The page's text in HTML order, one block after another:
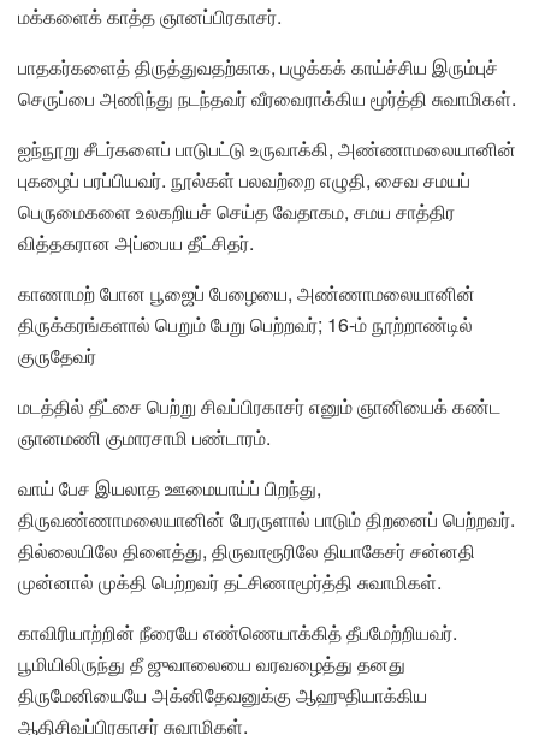
மக்களைக் காத்த ஞானப்பிரகாசர்.
பாதகர்களைத் திருத்துவதற்காக, பழுக்கக் காய்ச்சிய இரும்புச்
செருப்பை அணிந்து நடந்தவர் வீரவைராக்கிய மூர்த்தி சுவாமிகள்.
ஐந்நூறு சீடர்களைப் பாடுபட்டு உருவாக்கி, அண்ணாமலையானின்
புகழைப் பரப்பியவர். நூல்கள் பலவற்றை எழுதி, சைவ சமயப்
பெருமைகளை உலகறியச் செய்த வேதாகம, சமய சாத்திர
வித்தகரான அப்பைய தீட்சிதர்.
காணாமற் போன பூஜைப் பேழையை, அண்ணாமலையானின்
திருக்கரங்களால் பெறும் பேறு பெற்றவர்; 16-ம் நூற்றாண்டில்
குருதேவர்
மடத்தில் தீட்சை பெற்று சிவப்பிரகாசர் எனும் ஞானியைக் கண்ட
ஞானமணி குமாரசாமி பண்டாரம்.
வாய் பேச இயலாத ஊமையாய்ப் பிறந்து,
திருவண்ணாமலையானின் பேரருளால் பாடும் திறனைப் பெற்றவர்.
தில்லையிலே திளைத்து, திருவாரூரிலே தியாகேசர் சன்னதி
முன்னால் முக்தி பெற்றவர் தட்சிணாமூர்த்தி சுவாமிகள்.
காவிரியாற்றின் நீரையே எண்ணெயாக்கித் தீபமேற்றியவர்.
பூமியிலிருந்து தீ ஜுவாலையை வரவழைத்து தனது
திருமேனியையே அக்னிதேவனுக்கு ஆஹுதியாக்கிய
ஆதிசிவப்பிரகாசர் சுவாமிகள்.